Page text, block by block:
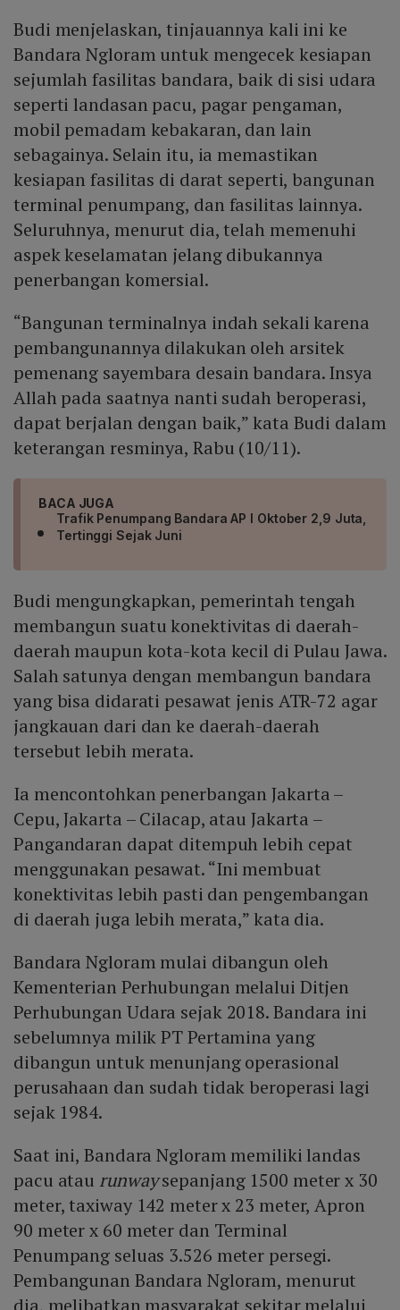
Budi menjelaskan, tinjauannya kali ini ke
Bandara Ngloram untuk mengecek kesiapan
sejumlah fasilitas bandara, baik di sisi udara
seperti landasan pacu, pagar pengaman,
mobil pemadam kebakaran, dan lain
sebagainya. Selain itu, ia memastikan
kesiapan fasilitas di darat seperti, bangunan
terminal penumpang, dan fasilitas lainnya.
Seluruhnya, menurut dia, telah memenuhi
aspek keselamatan jelang dibukannya
penerbangan komersial.
“Bangunan terminalnya indah sekali karena
pembangunannya dilakukan oleh arsitek
pemenang sayembara desain bandara. Insya
Allah pada saatnya nanti sudah beroperasi,
dapat berjalan dengan baik,” kata Budi dalam
keterangan resminya, Rabu (10/11).
BACA JUGA
Trafik Penumpang Bandara AP I Oktober 2,9 Juta,
Tertinggi Sejak Juni
Budi mengungkapkan, pemerintah tengah
membangun suatu konektivitas di daerah-
daerah maupun kota-kota kecil di Pulau Jawa.
Salah satunya dengan membangun bandara
yang bisa didarati pesawat jenis ATR-72 agar
jangkauan dari dan ke daerah-daerah
tersebut lebih merata.
Ia mencontohkan penerbangan Jakarta –
Cepu, Jakarta – Cilacap, atau Jakarta –
Pangandaran dapat ditempuh lebih cepat
menggunakan pesawat. “Ini membuat
konektivitas lebih pasti dan pengembangan
di daerah juga lebih merata,” kata dia.
Bandara Ngloram mulai dibangun oleh
Kementerian Perhubungan melalui Ditjen
Perhubungan Udara sejak 2018. Bandara ini
sebelumnya milik PT Pertamina yang
dibangun untuk menunjang operasional
perusahaan dan sudah tidak beroperasi lagi
sejak 1984.
Saat ini, Bandara Ngloram memiliki landas
pacu atau runwaysepanjang 1500 meter x 30
meter, taxiway 142 meter x 23 meter, Apron
90 meter x 60 meter dan Terminal
Penumpang seluas 3.526 meter persegi.
Pembangunan Bandara Ngloram, menurut